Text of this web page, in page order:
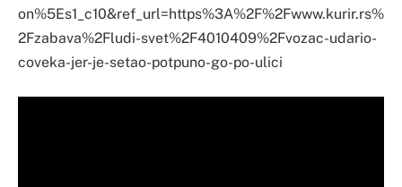
on%5Es1_c10&ref_url=https%3A%2F%2Fwww.kurir.rs%
2Fzabava%2Fludi-svet%2F4010409%2Fvozac-udario-
coveka-jer-je-setao-potpuno-go-po-ulici